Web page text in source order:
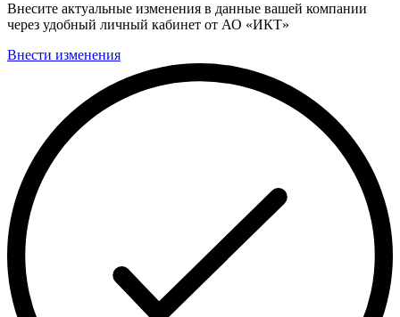
Внесите актуальные изменения в данные вашей компании
через удобный личный кабинет от АО «ИКТ»
Внести изменения